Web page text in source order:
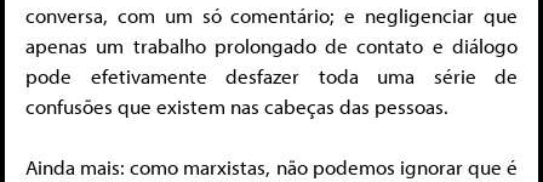
conversa, com um só comentário; e negligenciar que
apenas um trabalho prolongado de contato e diálogo
pode efetivamente desfazer toda uma série de
confusões que existem nas cabeças das pessoas.
Ainda mais: como marxistas, não podemos ignorar que é